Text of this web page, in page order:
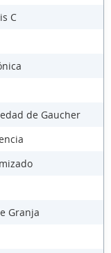
C
de Gaucher
Granja